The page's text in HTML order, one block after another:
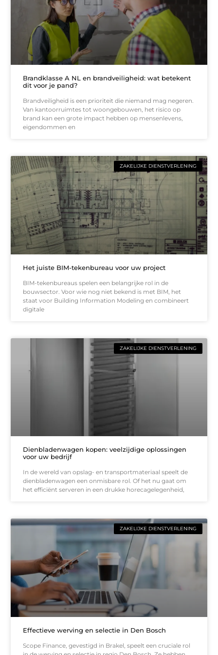
Brandklasse A NL en brandveiligheid: wat betekent
dit voor je pand?
Brandveiligheid is een prioriteit die niemand mag negeren.
Van kantoorruimtes tot woongebouwen, het risico op
brand kan een grote impact hebben op mensenlevens,
eigendommen en
ZAKELIJKE DIENSTVERLENING
Het juiste BIM-tekenbureau voor uw project
BIM-tekenbureaus spelen een belangrijke rol in de
bouwsector. Voor wie nog niet bekend is met BIM, het
staat voor Building Information Modeling en combineert
digitale
ZAKELIJKE DIENSTVERLENING
Dienbladenwagen kopen: veelzijdige oplossingen
voor uw bedrijf
In de wereld van opslag- en transportmateriaal speelt de
dienbladenwagen een onmisbare rol. Of het nu gaat om
het efficiënt serveren in een drukke horecagelegenheid,
ZAKELIJKE DIENSTVERLENING
Effectieve werving en selectie in Den Bosch
Scope Finance, gevestigd in Brakel, speelt een cruciale rol